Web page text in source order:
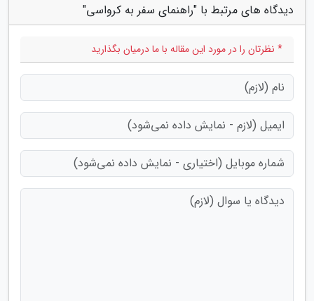
دیدگاه های مرتبط با "راهنمای سفر به کرواسی"
* نظرتان را در مورد این مقاله با ما درمیان بگذارید